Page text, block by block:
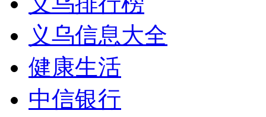
义乌信息大全
健康生活
中信银行